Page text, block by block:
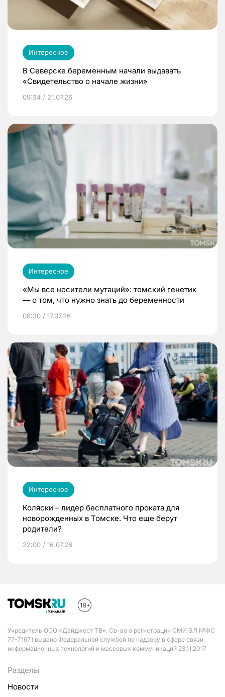
Интересное
В Северске беременным начали выдавать
«Свидетельство о начале жизни»
09:34 / 21.07.26
Интересное
«Мы все носители мутаций»: томский генетик
— о том, что нужно знать до беременности
08:30 / 17.07.26
Интересное
Коляски – лидер бесплатного проката для
новорожденных в Томске. Что еще берут
родители?
22:00 / 16.07.26
Учредитель ООО «Дайджест ТВ». Св-во о регистрации СМИ ЭЛ №ФС
77-71671 выдано Федеральной службой по надзору в сфере связи,
информационных технологий и массовых коммуникаций 23.11.2017
Разделы
Новости